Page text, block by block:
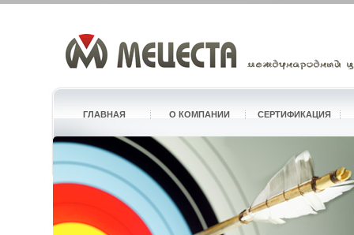
ГЛАВНАЯ О КОМПАНИИ СЕРТИФИКАЦИЯ